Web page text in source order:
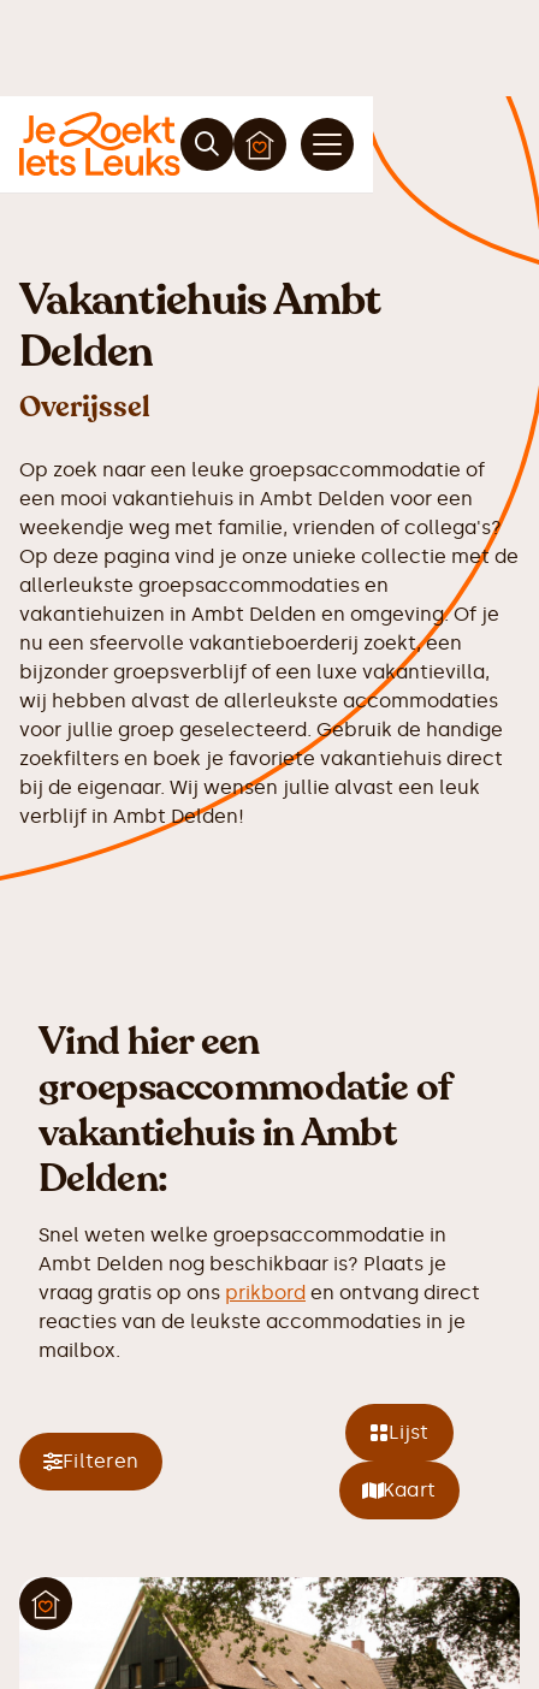
Vakantiehuis Ambt
Delden
Overijssel
Op zoek naar een leuke groepsaccommodatie of
een mooi vakantiehuis in Ambt Delden voor een
weekendje weg met familie, vrienden of collega's?
Op deze pagina vind je onze unieke collectie met de
allerleukste groepsaccommodaties en
vakantiehuizen in Ambt Delden en omgeving. Of je
nu een sfeervolle vakantieboerderij zoekt, een
bijzonder groepsverblijf of een luxe vakantievilla,
wij hebben alvast de allerleukste accommodaties
voor jullie groep geselecteerd. Gebruik de handige
zoekfilters en boek je favoriete vakantiehuis direct
bij de eigenaar. Wij wensen jullie alvast een leuk
verblijf in Ambt Delden!
Vind hier een
groepsaccommodatie of
vakantiehuis in Ambt
Delden:
Snel weten welke groepsaccommodatie in
Ambt Delden nog beschikbaar is? Plaats je
vraag gratis op ons prikbord en ontvang direct
reacties van de leukste accommodaties in je
mailbox.
Filteren
Lijst
Kaart